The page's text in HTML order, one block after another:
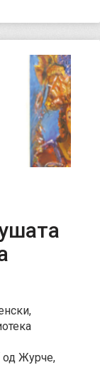
од Журче,